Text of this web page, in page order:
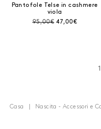
Pantofole Telse in cashmere
viola
Prezzo prima dello
95,00€ Prezzo
47,00€
1
Casa Nascita - Accessori e